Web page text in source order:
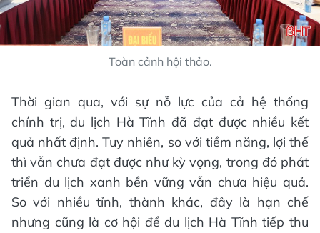
Toàn cảnh hội thảo.
Thời gian qua, với sự nỗ lực của cả hệ thống
chính trị, du lịch Hà Tĩnh đã đạt được nhiều kết
quả nhất định. Tuy nhiên, so với tiềm năng, lợi thế
thì vẫn chưa đạt được như kỳ vọng, trong đó phát
triển du lịch xanh bền vững vẫn chưa hiệu quả.
So với nhiều tỉnh, thành khác, đây là hạn chế
nhưng cũng là cơ hội để du lịch Hà Tĩnh tiếp thu